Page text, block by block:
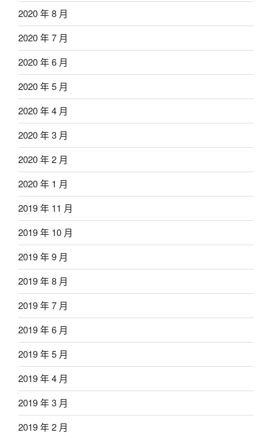
2020 年 8 月
2020 年 7 月
2020 年 6 月
2020 年 5 月
2020 年 4 月
2020 年 3 月
2020 年 2 月
2020 年 1 月
2019 年 11 月
2019 年 10 月
2019 年 9 月
2019 年 8 月
2019 年 7 月
2019 年 6 月
2019 年 5 月
2019 年 4 月
2019 年 3 月
2019 年 2 月